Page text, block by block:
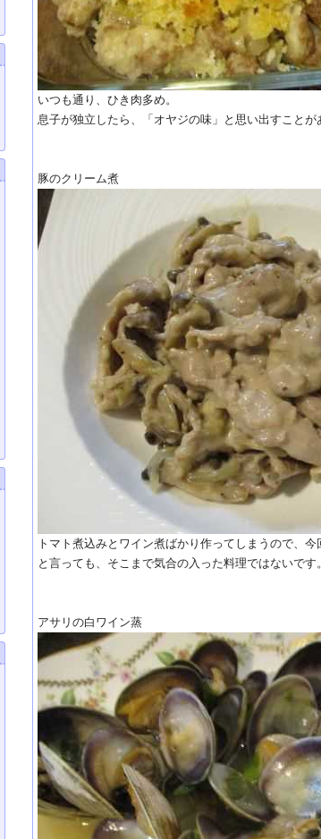
いつも通り、ひき肉多め。
息子が独立したら、「オヤジの味」と思い出すことが
豚のクリーム煮
トマト煮込みとワイン煮ばかり作ってしまうので、今
と言っても、そこまで気合の入った料理ではないです。
アサリの白ワイン蒸